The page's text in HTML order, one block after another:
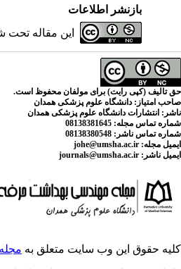
بازنشر اطلاعات
این مقاله تحت
حق تالیف (کپی رایت) برای مولفان محفوظ است.
صاحب امتیاز: دانشگاه علوم پزشکی همدان
ناشر: انتشارات دانشگاه علوم پزشکی همدان
شماره تماس مجله: 08138381645
شماره تماس ناشر:
ایمیل مجله:
ایمیل ناشر:
کلیه حقوق این وب سایت متعلق به